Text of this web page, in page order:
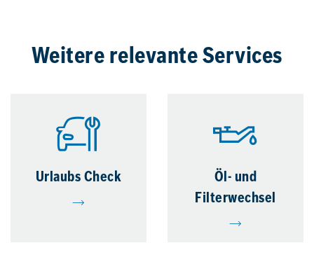
Weitere relevante Services
Urlaubs Check
Öl- und
Filterwechsel